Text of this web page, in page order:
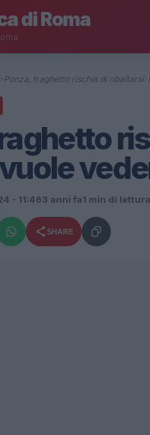
di Roma
› Ponza, traghetto rischia di ribaltarsi:
- 11:463 anni fa1 min di lettura
SHARE